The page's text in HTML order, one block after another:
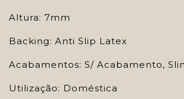
Altura: 7mm
Backing: Anti Slip Latex
Acabamentos: S/ Acabamento,
Utilização: Doméstica